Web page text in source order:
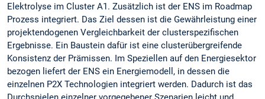
Elektrolyse im Cluster A1. Zusätzlich ist der ENS im Roadmap
Prozess integriert. Das Ziel dessen ist die Gewährleistung einer
projektendogenen Vergleichbarkeit der clusterspezifischen
Ergebnisse. Ein Baustein dafür ist eine clusterübergreifende
Konsistenz der Prämissen. Im Speziellen auf den Energiesektor
bezogen liefert der ENS ein Energiemodell, in dessen die
einzelnen P2X Technologien integriert werden. Dadurch ist das